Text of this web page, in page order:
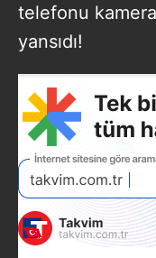
telefonu
yansıdı!